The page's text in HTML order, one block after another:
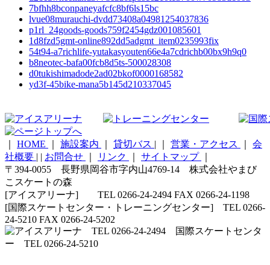
7bfhh8bconpaneyafcfc8bf6ls15bc
lvue08murauchi-dvdd73408a04981254037836
p1rl_24goods-goods759f2454gdz001085601
1d8fzd5gmt-online892dd5adgmt_item0235993fix
54t94-a7richlife-yutakasyouten66e4a7cdrichb00bx9h9q0
b8neotec-bafa00fcb8d5ts-500028308
d0tukishimadode2ad02bkof0000168582
yd3f-45bike-mana5b145d210337045
HOME 施設案内 貸切バス | 営業・アクセス
会
社概要 | | お問合せ リンク サイトマップ
〒394-0055 長野県岡谷市字内山4769-14 株式会社やまび
こスケートの森
[アイスアリーナ] TEL 0266-24-2494 FAX 0266-24-1198
[国際スケートセンター・トレーニングセンター] TEL 0266-
24-5210 FAX 0266-24-5202